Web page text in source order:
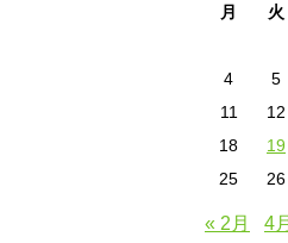
月 火
4
5
11
12
18
19
25
26
« 2月 4